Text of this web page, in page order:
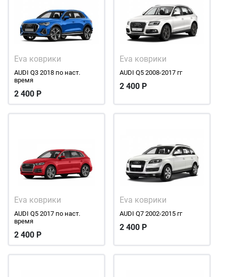
Eva коврики
AUDI Q3 2018 по наст.
время
2 400 Р
Eva коврики
AUDI Q5 2008-2017 гг
2 400 Р
Eva коврики
AUDI Q5 2017 по наст.
время
2 400 Р
Eva коврики
AUDI Q7 2002-2015 гг
2 400 Р